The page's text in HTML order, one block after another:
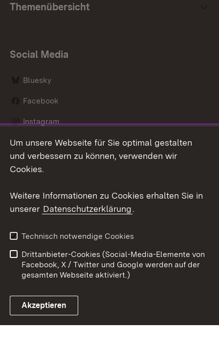
Themenübersicht
Social Media
Bluesky
Facebook
Instagram
LinkedIn
Link zum Landesportal
Datenschutz
Barrierefreiheit
Impressum
Cookies
Um unsere Webseite für Sie optimal gestalten
und verbessern zu können, verwenden wir
Cookies.
Weitere Informationen zu Cookies erhalten Sie in
unserer Datenschutzerklärung.
Technisch notwendige Cookies
Drittanbieter-Cookies (Social-Media-Elemente von
Facebook, X / Twitter und Google werden auf der
gesamten Webseite aktiviert.)
Akzeptieren